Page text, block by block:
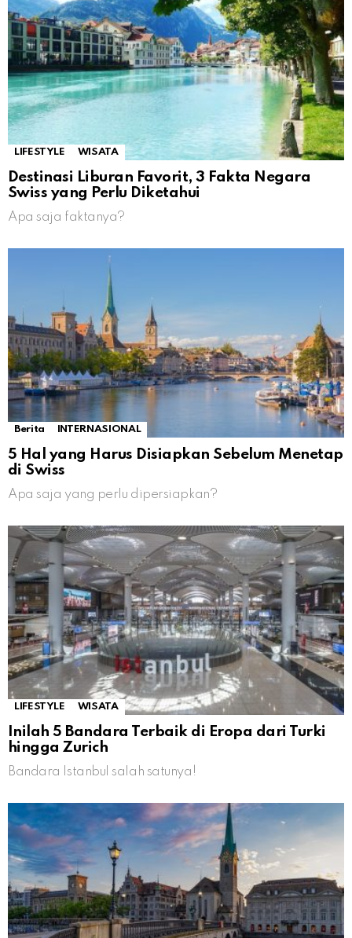
LIFESTYLE WISATA
Destinasi Liburan Favorit, 3 Fakta Negara
Swiss yang Perlu Diketahui
Apa saja faktanya?
Berita INTERNASIONAL
5 Hal yang Harus Disiapkan Sebelum Menetap
di Swiss
Apa saja yang perlu dipersiapkan?
LIFESTYLE WISATA
Inilah 5 Bandara Terbaik di Eropa dari Turki
hingga Zurich
Bandara Istanbul salah satunya!